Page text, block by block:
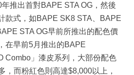
推出首對BAPE STA OG，然後
款式，如BAPE SK8 STA、BAPE
STA OG早前所推出的配色價
在早前5月推出的BAPE
Combo」漆皮系列，大部份配色
，而粉紅色則高達$8,000以上，